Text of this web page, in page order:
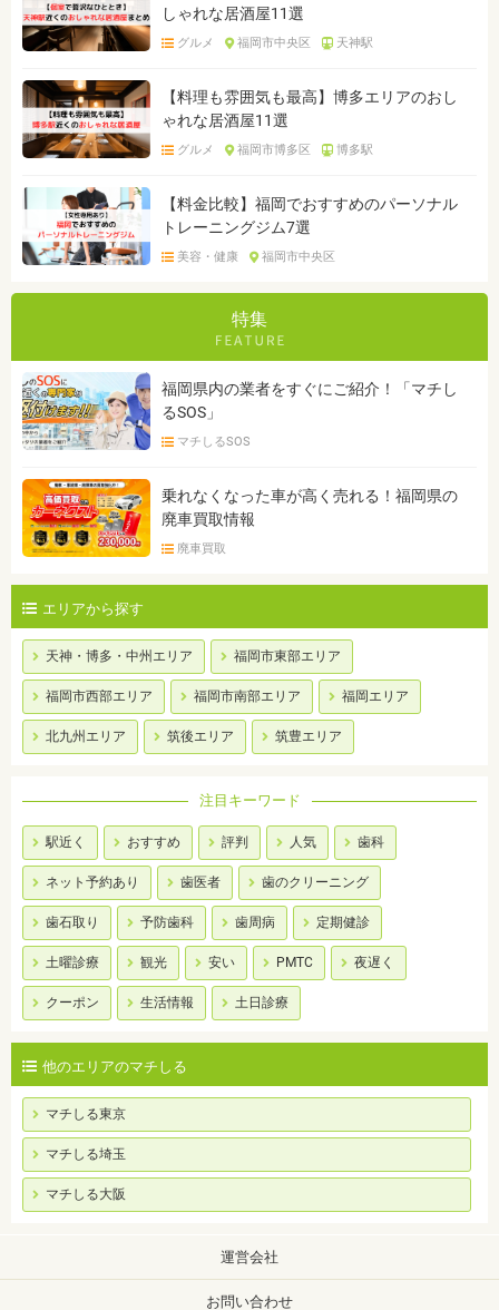
しゃれな居酒屋11選
グルメ 福岡市中央区 天神駅
【料理も雰囲気も最高】博多エリアのおし
ゃれな居酒屋11選
グルメ 福岡市博多区 博多駅
【料金比較】福岡でおすすめのパーソナル
トレーニングジム7選
美容・健康 福岡市中央区
特集
福岡県内の業者をすぐにご紹介！「マチし
るSOS」
マチしるSOS
乗れなくなった車が高く売れる！福岡県の
廃車買取情報
廃車買取
エリアから探す
天神・博多・中州エリア 福岡市東部エリア
福岡市西部エリア 福岡市南部エリア 福岡エリア
北九州エリア 筑後エリア 筑豊エリア
注目キーワード
駅近く おすすめ 評判 人気 歯科
ネット予約あり 歯医者 歯のクリーニング
歯石取り 予防歯科 歯周病 定期健診
土曜診療 観光 安い PMTC 夜遅く
クーポン 生活情報 土日診療
他のエリアのマチしる
マチしる東京
マチしる埼玉
マチしる大阪
運営会社
お問い合わせ